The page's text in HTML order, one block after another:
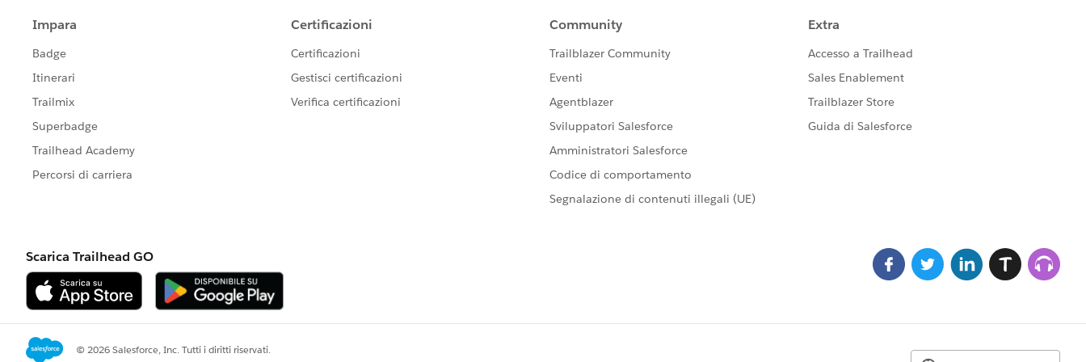
email.setPlainTextBody('Dear user, Your opportunity closed date is tommorow');